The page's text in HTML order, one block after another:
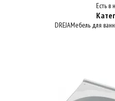
Есть в
DREJAМебель для